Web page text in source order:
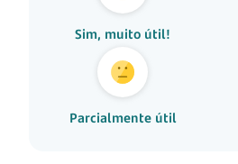
Sim, muito útil!
Parcialmente útil